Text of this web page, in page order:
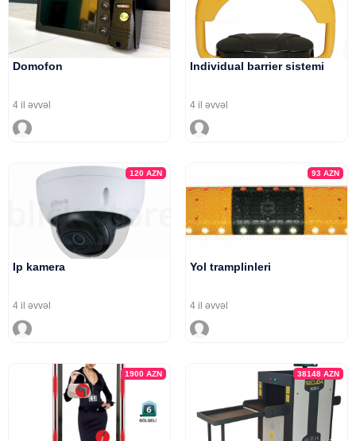
Domofon
4 il əvvəl
Individual barrier sistemi
4 il əvvəl
120AZN
Ip kamera
4 il əvvəl
93 AZN
Yol tramplinleri
4 il əvvəl
1900AZN 38148 AZN